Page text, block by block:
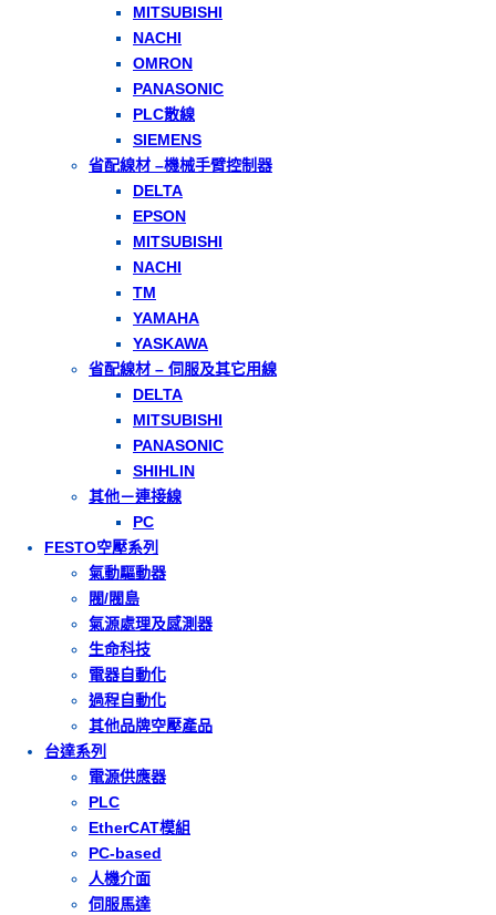
MITSUBISHI
NACHI
OMRON
PANASONIC
PLC散線
SIEMENS
省配線材 –機械手臂控制器
DELTA
EPSON
MITSUBISHI
NACHI
TM
YAMAHA
YASKAWA
省配線材 – 伺服及其它用線
DELTA
MITSUBISHI
PANASONIC
SHIHLIN
其他－連接線
PC
FESTO空壓系列
氣動驅動器
閥/閥島
氣源處理及感測器
生命科技
電器自動化
過程自動化
其他品牌空壓產品
台達系列
電源供應器
PLC
EtherCAT模組
PC-based
人機介面
伺服馬達